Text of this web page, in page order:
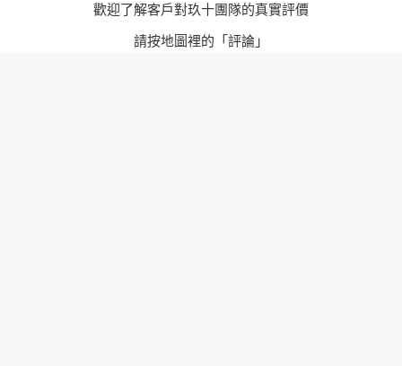
歡迎了解客戶對玖十團隊的真實評價
請按地圖裡的「評論」